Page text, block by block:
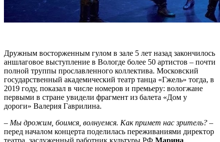
Дружным восторженным гулом в зале 5 лет назад закончилось
аншлаговое выступление в Вологде более 50 артистов – почти
полной труппы прославленного коллектива. Московский
государственный академический театр танца «Гжель» тогда, в
2019 году, показал в числе номеров и премьеру: вологжане
первыми в стране увидели фрагмент из балета «Дом у
дороги» Валерия Гаврилина.
– Мы дрожим, боимся, волнуемся. Как примет нас зритель? –
перед началом концерта поделилась переживаниями директор
театра, заслуженный работник культуры РФ Марина